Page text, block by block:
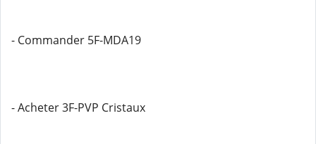
- Commander 5F-MDA19
- Acheter 3F-PVP Cristaux